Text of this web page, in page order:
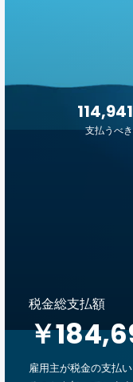
支払うべ
税金総支払額
￥
雇用主が税金の支払